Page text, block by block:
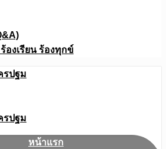
องเรียน ร้องทุกข์
หน้าแรก